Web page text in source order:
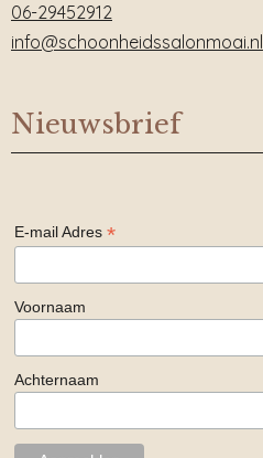
06-29452912
info@schoonheidssalonmoai.nl
Nieuwsbrief
E-mail Adres*
Voornaam
Achternaam